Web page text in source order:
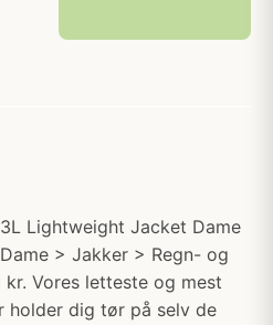
Lightweight Jacket Dame
> Jakker > Regn- og
kr. Vores letteste og mest
holder dig tør på selv de